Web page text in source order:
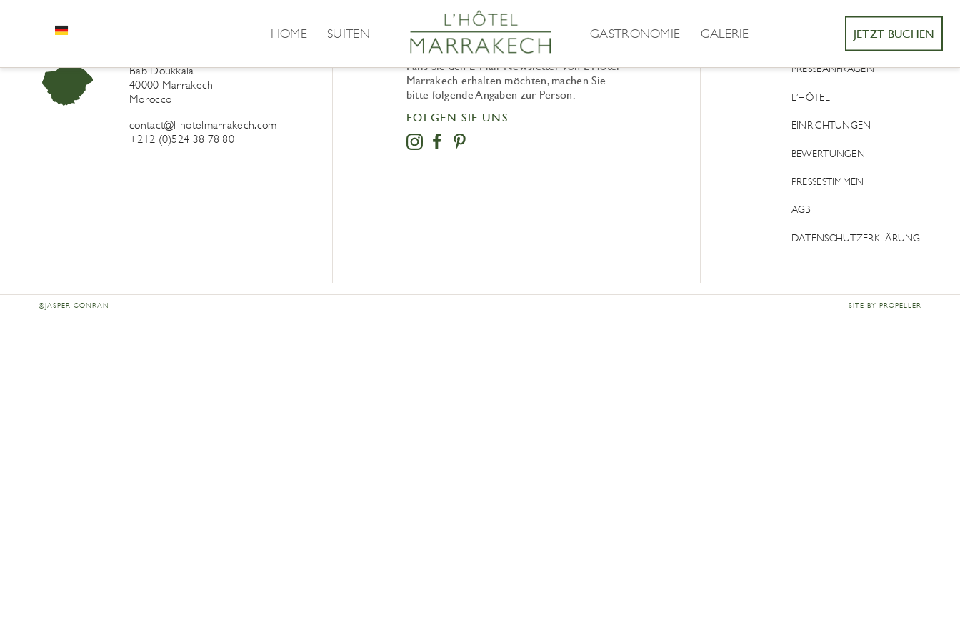
HOME SUITEN GASTRONOMIE GALERIE JETZT BUCHEN
Bab Doukkala
40000 Marrakech
Morocco
contact@l-hotelmarrakech.com
+212 (0)524 38 78 80
NEWSLETTER
Falls Sie den E-Mail-Newsletter von L’Hôtel
Marrakech erhalten möchten, machen Sie
bitte folgende Angaben zur Person.
FOLGEN SIE UNS
PRESSEANFRAGEN
L’HÔTEL
EINRICHTUNGEN
BEWERTUNGEN
PRESSESTIMMEN
AGB
DATENSCHUTZERKLÄRUNG
SITE BY PROPELLER
©JASPER CONRAN